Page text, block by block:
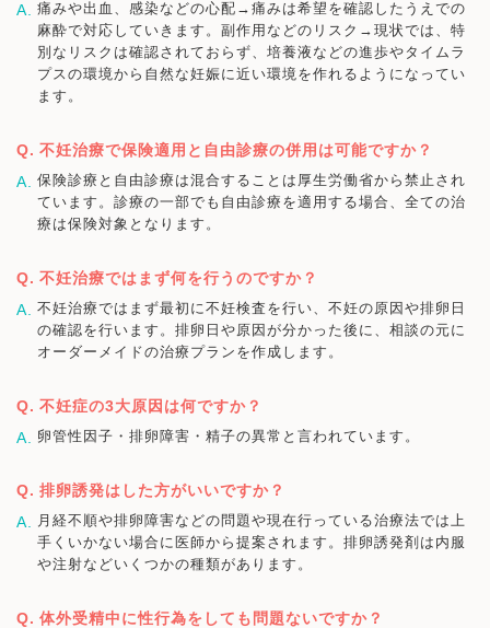
痛みや出血、感染などの心配→痛みは希望を確認したうえでの
麻酔で対応していきます。副作用などのリスク→現状では、特
別なリスクは確認されておらず、培養液などの進歩やタイムラ
プスの環境から自然な妊娠に近い環境を作れるようになってい
ます。
不妊治療で保険適用と自由診療の併用は可能ですか？
保険診療と自由診療は混合することは厚生労働省から禁止され
ています。診療の一部でも自由診療を適用する場合、全ての治
療は保険対象となります。
不妊治療ではまず何を行うのですか？
不妊治療ではまず最初に不妊検査を行い、不妊の原因や排卵日
の確認を行います。排卵日や原因が分かった後に、相談の元に
オーダーメイドの治療プランを作成します。
不妊症の3大原因は何ですか？
卵管性因子・排卵障害・精子の異常と言われています。
排卵誘発はした方がいいですか？
月経不順や排卵障害などの問題や現在行っている治療法では上
手くいかない場合に医師から提案されます。排卵誘発剤は内服
や注射などいくつかの種類があります。
体外受精中に性行為をしても問題ないですか？